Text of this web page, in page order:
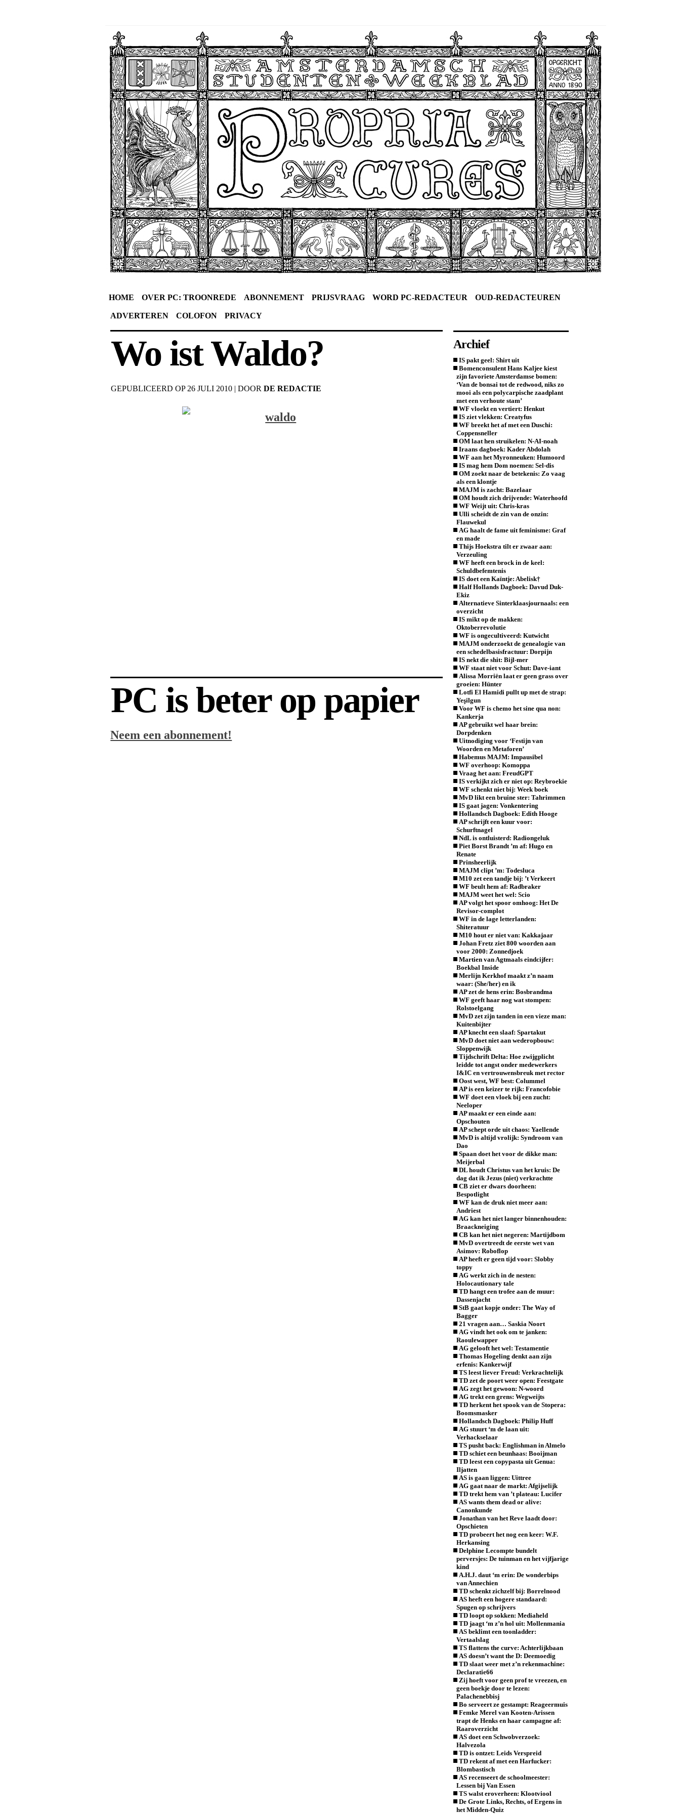
HOME OVER PC: TROONREDE ABONNEMENT PRIJSVRAAG WORD PC-REDACTEUR OUD-REDACTEUREN
ADVERTEREN COLOFON PRIVACY
Wo ist Waldo?
GEPUBLICEERD OP 26 JULI 2010 |DOOR DE REDACTIE
PC is beter op papier
Neem een abonnement!
Archief
IS pakt geel: Shirt uit
Bomenconsulent Hans Kaljee kiest
zijn favoriete Amsterdamse bomen:
‘Van de bonsai tot de redwood, niks zo
mooi als een polycarpische zaadplant
met een verhoute stam’
WF vloekt en vertiert: Henkut
IS ziet vlekken: Creatyfus
WF breekt het af met een Duschi:
Coppensneller
OM laat hen struikelen: N-AI-noah
Iraans dagboek: Kader Abdolah
WF aan het Myronneuken: Humoord
IS mag hem Dom noemen: Sel-dis
OM zoekt naar de betekenis: Zo vaag
als een klontje
MAJM is zacht: Bazelaar
OM houdt zich drijvende: Waterhoofd
WF Weijt uit: Chris-kras
Ulli scheidt de zin van de onzin:
Flauwekul
AG haalt de fame uit feminisme: Graf
en made
Thijs Hoekstra tilt er zwaar aan:
Verzeuling
WF heeft een brock in de keel:
Schuldbefemtenis
IS doet een Kaïntje: Abelisk†
Half Hollands Dagboek: Davud Duk-
Ekiz
Alternatieve Sinterklaasjournaals: een
overzicht
IS mikt op de makken:
Oktoberrevolutie
WF is ongecultiveerd: Kutwicht
MAJM onderzoekt de genealogie van
een schedelbasisfractuur: Dorpijn
IS nekt die shit: Bijl-mer
WF staat niet voor Schut: Dave-iant
Alissa Morriën laat er geen grass over
groeien: Hünter
Lotfi El Hamidi pullt up met de strap:
Yeşilgun
Voor WF is chemo het sine qua non:
Kankerja
AP gebruikt wel haar brein:
Dorpdenken
Uitnodiging voor ‘Festijn van
Woorden en Metaforen’
Habemus MAJM: Impausibel
WF overhoop: Komoppa
Vraag het aan: FreudGPT
IS verkijkt zich er niet op: Reybroekie
WF schenkt niet bij: Week boek
MvD likt een bruine ster: Tahrimmen
IS gaat jagen: Vonkentering
Hollandsch Dagboek: Edith Hooge
AP schrijft een kuur voor:
Schurftnagel
NdL is ontluisterd: Radiongeluk
Piet Borst Brandt ’m af: Hugo en
Renate
Prinsheerlijk
MAJM clipt ’m: Todesluca
M10 zet een tandje bij: ’t Verkeert
WF beult hem af: Radbraker
MAJM weet het wel: Scio
AP volgt het spoor omhoog: Het De
Revisor-complot
WF in de lage letterlanden:
Shiteratuur
M10 hout er niet van: Kakkajaar
Johan Fretz ziet 800 woorden aan
voor 2000: Zonnedjoek
Martien van Agtmaals eindcijfer:
Boekbal Inside
Merlijn Kerkhof maakt z’n naam
waar: (She/her) en ik
AP zet de hens erin: Bosbrandma
WF geeft haar nog wat stompen:
Rolstoelgang
MvD zet zijn tanden in een vieze man:
Kuitenbijter
AP knecht een slaaf: Spartakut
MvD doet niet aan wederopbouw:
Sloppenwijk
Tijdschrift Delta: Hoe zwijgplicht
leidde tot angst onder medewerkers
I&IC en vertrouwensbreuk met rector
Oost west, WF best: Colummel
AP is een keizer te rijk: Francofobie
WF doet een vloek bij een zucht:
Neeloper
AP maakt er een einde aan:
Opschouten
AP schept orde uit chaos: Yaellende
MvD is altijd vrolijk: Syndroom van
Dao
Spaan doet het voor de dikke man:
Meijerbal
DL houdt Christus van het kruis: De
dag dat ik Jezus (niet) verkrachtte
CB ziet er dwars doorheen:
Bespotlight
WF kan de druk niet meer aan:
Andriest
AG kan het niet langer binnenhouden:
Braackneiging
CB kan het niet negeren: Martijdbom
MvD overtreedt de eerste wet van
Asimov: Roboflop
AP heeft er geen tijd voor: Slobby
toppy
AG werkt zich in de nesten:
Holocautionary tale
TD hangt een trofee aan de muur:
Dassenjacht
StB gaat kopje onder: The Way of
Bagger
21 vragen aan… Saskia Noort
AG vindt het ook om te janken:
Raoulewapper
AG gelooft het wel: Testamentie
Thomas Hogeling denkt aan zijn
erfenis: Kankerwijf
TS leest liever Freud: Verkrachtelijk
TD zet de poort weer open: Feestgate
AG zegt het gewoon: N-woord
AG trekt een grens: Wegweijts
TD herkent het spook van de Stopera:
Boomsmasker
Hollandsch Dagboek: Philip Huff
AG stuurt ‘m de laan uit:
Verhackselaar
TS pusht back: Englishman in Almelo
TD schiet een beunhaas: Booijman
TD leest een copypasta uit Genua:
Iljatten
AS is gaan liggen: Uittree
AG gaat naar de markt: Afgijselijk
TD trekt hem van ’t plateau: Lucifer
AS wants them dead or alive:
Canonkunde
Jonathan van het Reve laadt door:
Opschieten
TD probeert het nog een keer: W.F.
Herkansing
Delphine Lecompte bundelt
perversjes: De tuinman en het vijfjarige
kind
A.H.J. daut ‘m erin: De wonderbips
van Annechien
TD schenkt zichzelf bij: Borrelnood
AS heeft een hogere standaard:
Spugen op schrijvers
TD loopt op sokken: Mediaheld
TD jaagt ‘m z’n hol uit: Mollenmania
AS beklimt een toonladder:
Vertaalslag
TS flattens the curve: Achterlijkbaan
AS doesn’t want the D: Deemoedig
TD slaat weer met z’n rekenmachine:
Declaratie66
Zij hoeft voor geen prof te vreezen, en
geen boekje door te lezen:
Palachenebbisj
Bo serveert ze gestampt: Reageermuis
Femke Merel van Kooten-Arissen
trapt de Henks en haar campagne af:
Raaroverzicht
AS doet een Schwobverzoek:
Halvezola
TD is ontzet: Leids Verspreid
TD rekent af met een Harfucker:
Blombastisch
AS recenseert de schoolmeester:
Lessen bij Van Essen
TS walst eroverheen: Klootviool
De Grote Links, Rechts, of Ergens in
het Midden-Quiz